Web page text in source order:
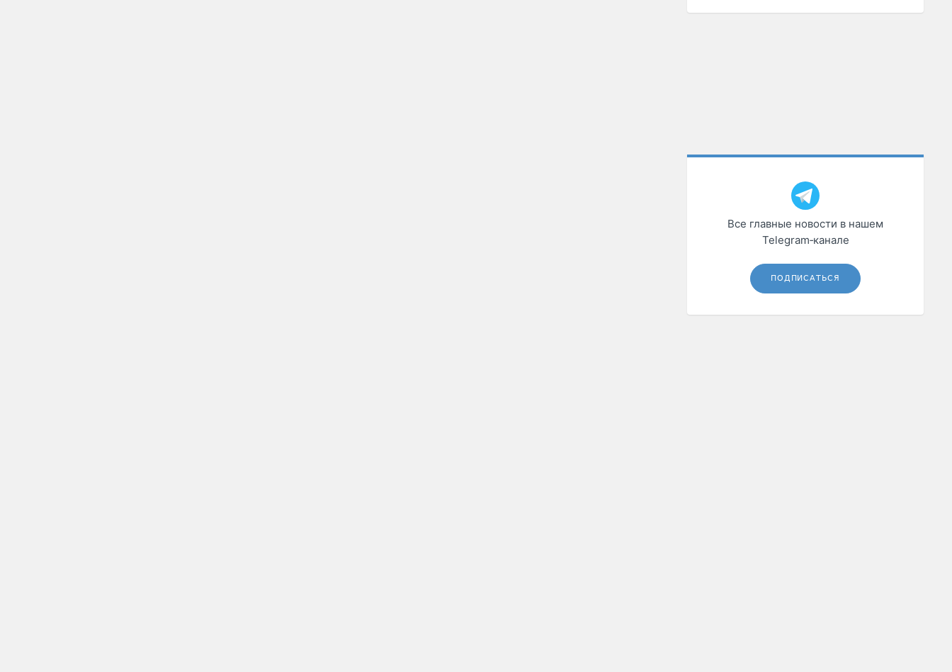
Все главные новости в нашем
Telegram‑канале
ПОДПИСАТЬСЯ